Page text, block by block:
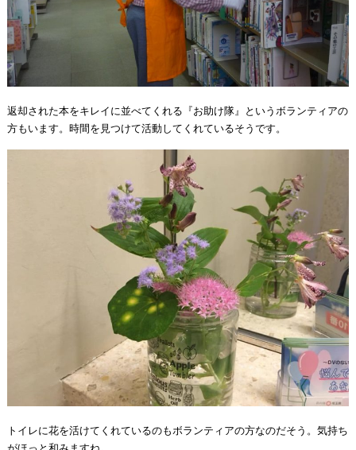
返却された本をキレイに並べてくれる『お助け隊』というボランティアの
方もいます。時間を見つけて活動してくれているそうです。
トイレに花を活けてくれているのもボランティアの方なのだそう。気持ち